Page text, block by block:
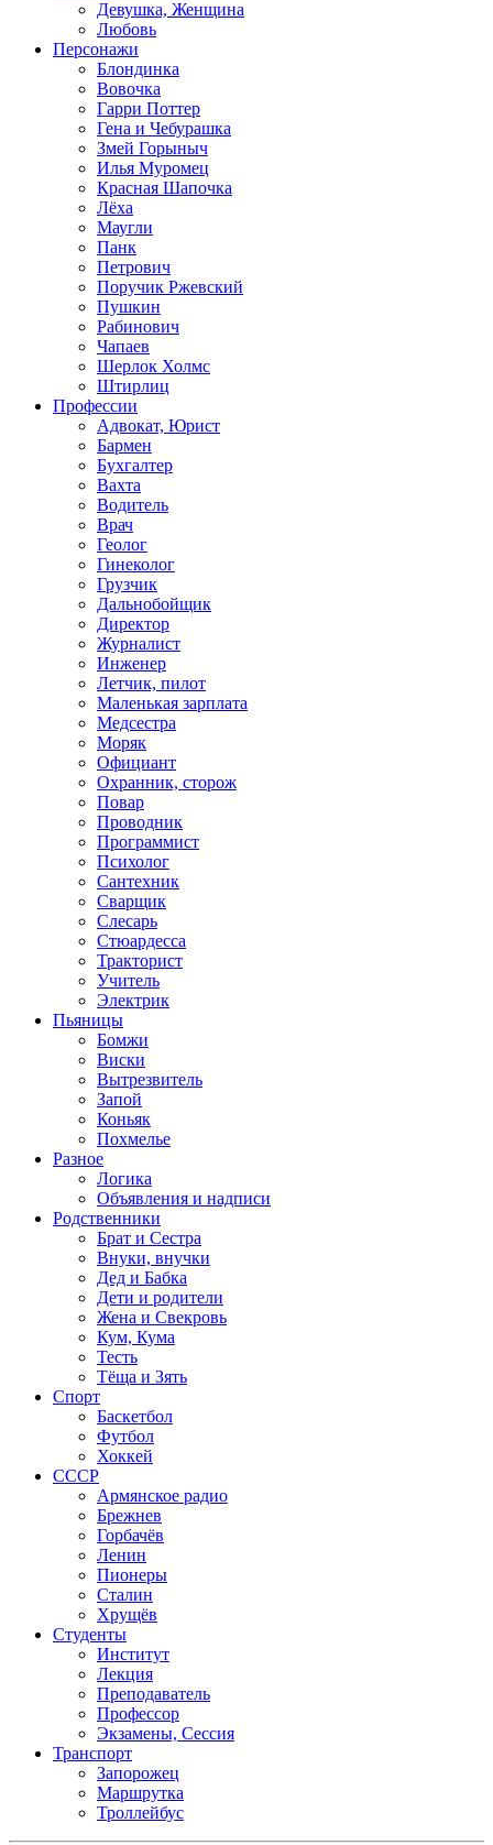
Девушка, Женщина
Любовь
Персонажи
Блондинка
Вовочка
Гарри Поттер
Гена и Чебурашка
Змей Горыныч
Илья Муромец
Красная Шапочка
Лёха
Маугли
Панк
Петрович
Поручик Ржевский
Пушкин
Рабинович
Чапаев
Шерлок Холмс
Штирлиц
Профессии
Адвокат, Юрист
Бармен
Бухгалтер
Вахта
Водитель
Врач
Геолог
Гинеколог
Грузчик
Дальнобойщик
Директор
Журналист
Инженер
Летчик, пилот
Маленькая зарплата
Медсестра
Моряк
Официант
Охранник, сторож
Повар
Проводник
Программист
Психолог
Сантехник
Сварщик
Слесарь
Стюардесса
Тракторист
Учитель
Электрик
Пьяницы
Бомжи
Виски
Вытрезвитель
Запой
Коньяк
Похмелье
Разное
Логика
Объявления и надписи
Родственники
Брат и Сестра
Внуки, внучки
Дед и Бабка
Дети и родители
Жена и Свекровь
Кум, Кума
Тесть
Тёща и Зять
Спорт
Баскетбол
Футбол
Хоккей
СССР
Армянское радио
Брежнев
Горбачёв
Ленин
Пионеры
Сталин
Хрущёв
Студенты
Институт
Лекция
Преподаватель
Профессор
Экзамены, Сессия
Транспорт
Запорожец
Маршрутка
Троллейбус